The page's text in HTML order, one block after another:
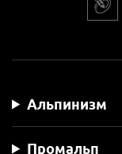
Альпинизм
Промальп